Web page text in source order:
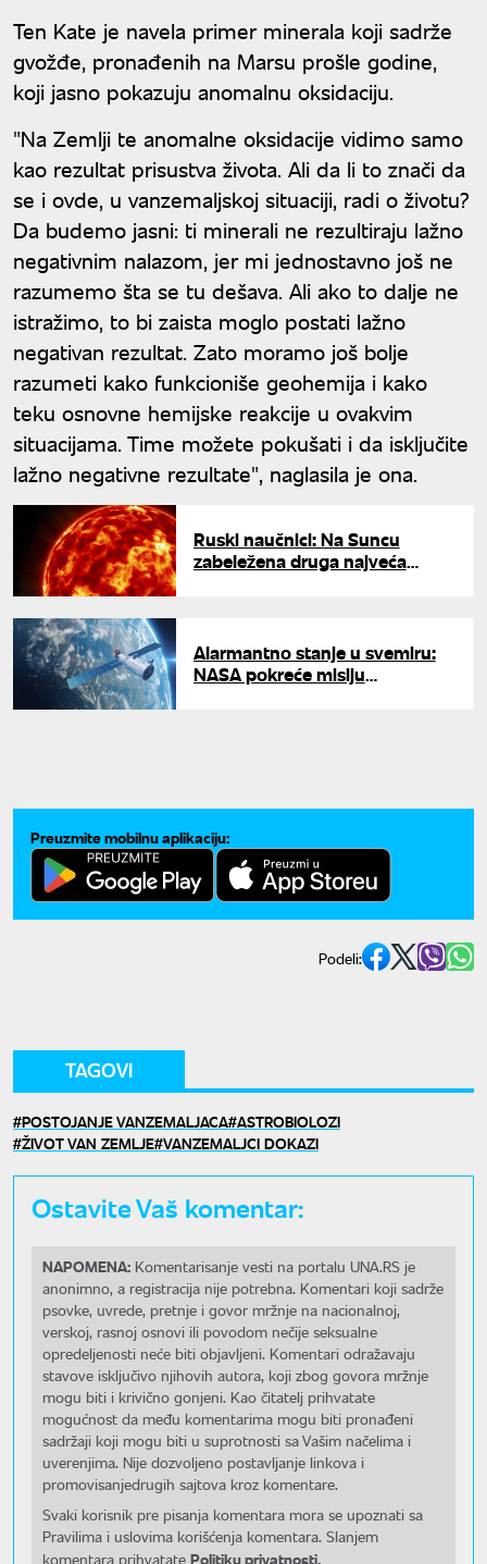
Ten Kate je navela primer minerala koji sadrže
gvožđe, pronađenih na Marsu prošle godine,
koji jasno pokazuju anomalnu oksidaciju.
"Na Zemlji te anomalne oksidacije vidimo samo
kao rezultat prisustva života. Ali da li to znači da
se i ovde, u vanzemaljskoj situaciji, radi o životu?
Da budemo jasni: ti minerali ne rezultiraju lažno
negativnim nalazom, jer mi jednostavno još ne
razumemo šta se tu dešava. Ali ako to dalje ne
istražimo, to bi zaista moglo postati lažno
negativan rezultat. Zato moramo još bolje
razumeti kako funkcioniše geohemija i kako
teku osnovne hemijske reakcije u ovakvim
situacijama. Time možete pokušati i da isključite
lažno negativne rezultate", naglasila je ona.
Ruski naučnici: Na Suncu
zabeležena druga najveća
Alarmantno stanje u svemiru:
NASA pokreće misiju
Preuzmite mobilnu aplikaciju:
Podeli:
TAGOVI
POSTOJANJE VANZEMALJACA ASTROBIOLOZI
ŽIVOT VAN ZEMLJE VANZEMALJCI DOKAZI
Ostavite Vaš komentar:
NAPOMENA: Komentarisanje vesti na portalu UNA.RS je
anonimno, a registracija nije potrebna. Komentari koji sadrže
psovke, uvrede, pretnje i govor mržnje na nacionalnoj,
verskoj, rasnoj osnovi ili povodom nečije seksualne
opredeljenosti neće biti objavljeni. Komentari odražavaju
stavove isključivo njihovih autora, koji zbog govora mržnje
mogu biti i krivično gonjeni. Kao čitatelj prihvatate
mogućnost da među komentarima mogu biti pronađeni
sadržaji koji mogu biti u suprotnosti sa Vašim načelima i
uverenjima. Nije dozvoljeno postavljanje linkova i
promovisanjedrugih sajtova kroz komentare.
Svaki korisnik pre pisanja komentara mora se upoznati sa
Pravilima i uslovima korišćenja komentara. Slanjem
komentara prihvatate Politiku privatnosti.